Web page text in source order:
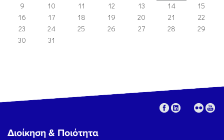
9
10 11 12 13 14
15
16
17 18 19 20 21
22
23
24 25 26 27 28
29
30
31
Διοίκηση & Ποιότητα